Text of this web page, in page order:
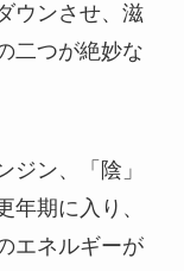
ウンさせ、滋
二つが絶妙な
ジン、「陰」
年期に入り、
エネルギーが